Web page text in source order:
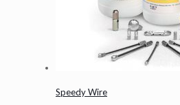
Speedy Wire